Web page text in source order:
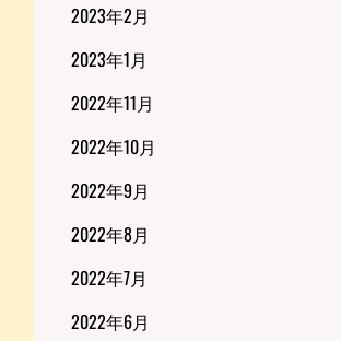
2023年2月
2023年1月
2022年11月
2022年10月
2022年9月
2022年8月
2022年7月
2022年6月